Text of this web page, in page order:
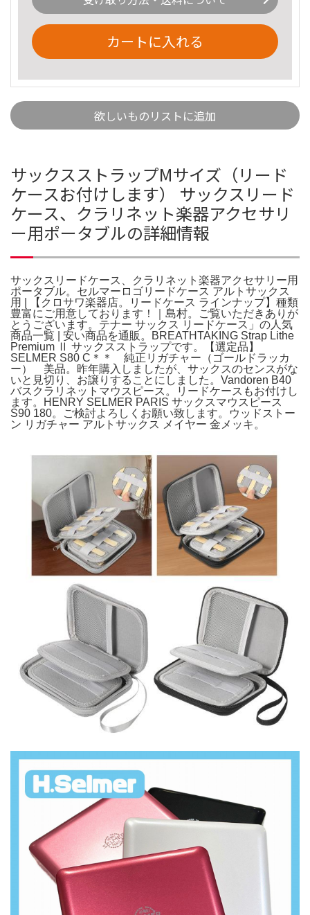
カートに入れる
欲しいものリストに追加
サックスストラップMサイズ（リード
ケースお付けします） サックスリード
ケース、クラリネット楽器アクセサリ
ー用ポータブルの詳細情報
サックスリードケース、クラリネット楽器アクセサリー用
ポータブル。セルマーロゴリードケース アルトサックス
用 | 【クロサワ楽器店。リードケース ラインナップ】種類
豊富にご用意しております！｜島村。ご覧いただきありが
とうございます。テナー サックス リードケース」の人気
商品一覧 | 安い商品を通販。BREATHTAKING Strap Lithe
Premium Ⅱ サックスストラップです。【選定品】
SELMER S80 C＊＊ 純正リガチャー（ゴールドラッカ
ー） 美品。昨年購入しましたが、サックスのセンスがな
いと見切り、お譲りすることにしました。Vandoren B40
バスクラリネットマウスピース。リードケースもお付けし
ます。HENRY SELMER PARIS サックスマウスピース
S90 180。ご検討よろしくお願い致します。ウッドストー
ン リガチャー アルトサックス メイヤー 金メッキ。